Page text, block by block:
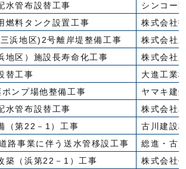
水管布設替工事
シンコー
燃料タンク設置工事
株式会社
浜地区)2号離岸堤整備工事
株式会社
地区）施設長寿命化工事
株式会社
替工事
大進工業
ンプ場他整備工事
ヤマキ建
水管布設替工事
株式会社
（第22－1）工事
古川建設
路事業に伴う送水管移設工事
総進・古
築（浜第22－1）工事
株式会社